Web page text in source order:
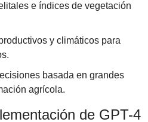
e índices de vegetación
y climáticos para
basada en grandes
agrícola.
de GPT-4